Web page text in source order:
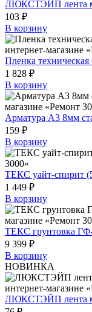
ЛЮКСТЭЙП лента
103 ₽
В корзину
Пленка
1 828 ₽
В корзину
Арматура А3 8мм
159 ₽
В корзину
ТЕКС уайт-спирит
1 449 ₽
В корзину
ТЕКС грунтовка
9 399 ₽
В корзину
НОВИНКА
ЛЮКСТЭЙП лента